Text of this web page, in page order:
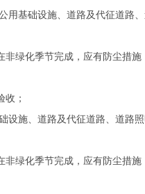
基础设施、道路及代征道路
绿化季节完成，应有防尘措施
；
施、道路及代征道路、道路照
绿化季节完成，应有防尘措施